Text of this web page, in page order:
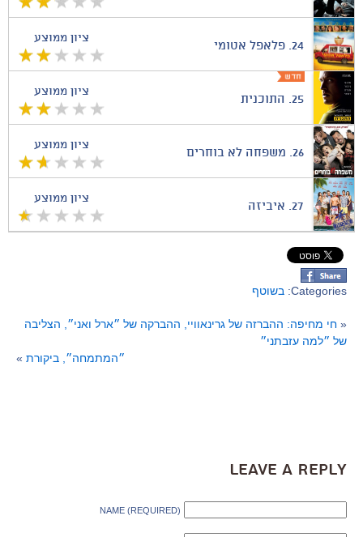
ציון ממוצע
24. פלאפל אטומי
ציון ממוצע
25. התוכנית
ציון ממוצע
26. משפחה לא בוחרים
ציון ממוצע
27. איביזה
Categories: בשוטף
« חי מחיפה: ההברזה של גרינאוויי, ההברקה של ״ארל ואני״, הצליבה
של ״למה עזבתני״
״המתמחה״, ביקורת »
Leave a Reply
NAME (REQUIRED)